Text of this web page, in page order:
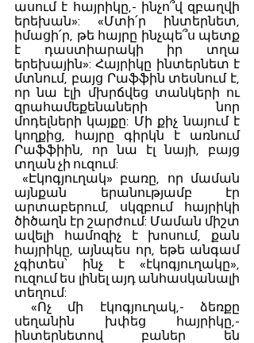
ասում է հայրիկը,- ինչո՞վ զբաղվի
երեխան»: «Մտի՛ր ինտերնետ,
իմացի՛ր, թե հայրը ինչպե՞ս պետք
է դաստիարակի իր տղա
երեխային»: Հայրիկը ինտերնետ է
մտնում, բայց Րաֆֆին տեսնում է,
որ նա էլի մխրճվեց տանկերի ու
զրահամեքենաների նոր
մոդելների կայքը: Մի քիչ նայում է
կողքից, հայրը գիրկն է առնում
Րաֆֆիին, որ նա էլ նայի, բայց
տղան չի ուզում:
այնքան երանությամբ էր
արտաբերում, սկզբում հայրիկի
ծիծաղն էր շարժում: Մաման միշտ
ավելի համոզիչ է խոսում, քան
հայրիկը, այնպես որ, եթե անգամ
չգիտես՝ ինչ է «էկոգյուղակը»,
ուզում ես լինել այդ անհասկանալի
տեղում:
սեղանին խփեց հայրիկը,-
ինտերնետով բաներ են